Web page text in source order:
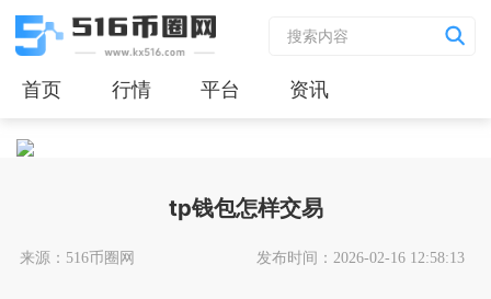
首页 行情 平台 资讯
tp钱包怎样交易
来源：516币圈网 发布时间：2026-02-16 12:58:13